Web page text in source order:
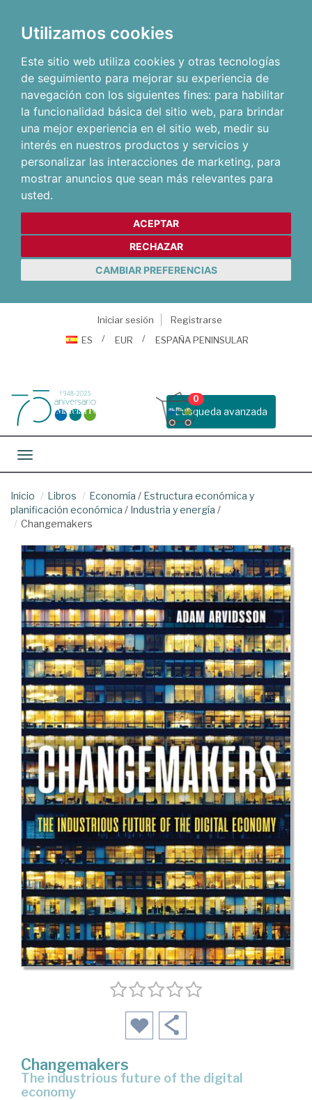
Utilizamos cookies
Este sitio web utiliza cookies y otras tecnologías
de seguimiento para mejorar su experiencia de
navegación con los siguientes fines: para habilitar
la funcionalidad básica del sitio web, para brindar
una mejor experiencia en el sitio web, medir su
interés en nuestros productos y servicios y
personalizar las interacciones de marketing, para
mostrar anuncios que sean más relevantes para
usted.
ACEPTAR
RECHAZAR
CAMBIAR PREFERENCIAS
Iniciar sesión
Registrarse
ES
EUR ESPAÑA PENINSULAR
Busqueda avanzada
0
Toggle navigation
Inicio Libros Economía / Estructura económica y
planificación económica / Industria y energía /
Changemakers
Changemakers
the industrious future of the digital
economy